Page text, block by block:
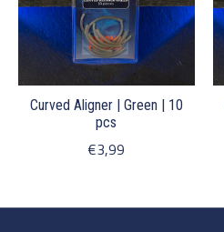
Curved Aligner | Green | 10
pcs
€3,99